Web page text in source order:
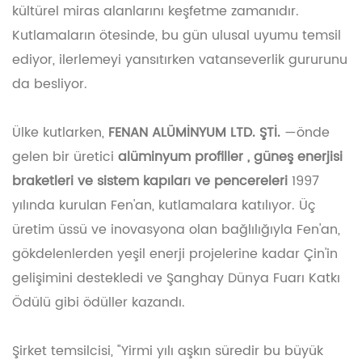
kültürel miras alanlarını keşfetme zamanıdır.
Kutlamaların ötesinde, bu gün ulusal uyumu temsil
ediyor, ilerlemeyi yansıtırken vatanseverlik gururunu
da besliyor.
Ülke kutlarken, FENAN ALÜMİNYUM LTD. ŞTİ. —önde
gelen bir üretici alüminyum profiller, güneş enerjisi
braketleri ve sistem kapıları ve pencereleri1997
yılında kurulan Fen'an, kutlamalara katılıyor. Üç
üretim üssü ve inovasyona olan bağlılığıyla Fen'an,
gökdelenlerden yeşil enerji projelerine kadar Çin'in
gelişimini destekledi ve Şanghay Dünya Fuarı Katkı
Ödülü gibi ödüller kazandı.
Şirket temsilcisi, "Yirmi yılı aşkın süredir bu büyük